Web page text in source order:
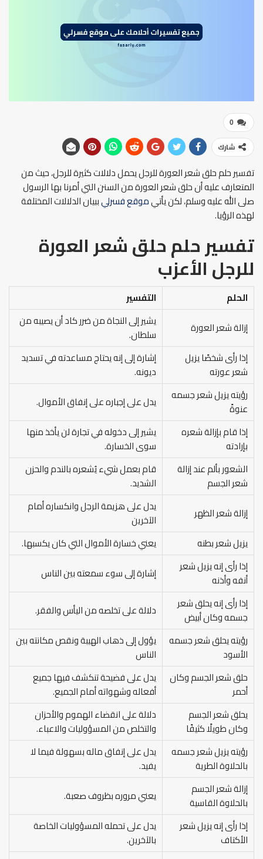
0
شارك
تفسير حلم حلق شعر العورة للرجل يحمل دلالات كثيرة للرجل، حيث من
المتعارف عليه أن حلق شعر العورة من السنن التي أمرنا بها الرسول
صلى الله عليه وسلم، لكن يأتيموقع فسرليببيان الدلالات المختلفة
لهذه الرؤيا.
تفسير حلم حلق شعر العورة
للرجلالأعزب
الحلم
التفسير
إزالة شعر العورة
يشير إلى النجاة من ضرر كاد أن يصيبه من
سلطان.
إذا رأى شخصًا يزيل
شعر عورته
إشارة إلى إنه يحتاج مساعدته في تسديد
ديونه.
رؤيته يزيل شعر جسمه
عنوةً
يدل على إجباره على إنفاق الأموال.
إذا قام بإزالة شعره
بإرادته
يشير إلى دخوله في تجارة لن يأخذ منها
سوى الخسارة.
الشعور بألم عند إزالة
شعر الجسم
قام بعمل شيء يُشعره بالندم والحزن
الشديد.
إزالة شعر الظهر
يدل على هزيمة الرجل وانكساره أمام
الآخرين
يزيل شعر بطنه
يعني خسارة الأموال التي كان يكسبها.
إذا رأى إنه يزيل شعر
أنفه وأذنه
إشارة إلى سوء سمعته بين الناس
إذا رأى إنه يحلق شعر
جسمه وكان أبيض
دلالة على تخلصه من اليأس والفقر.
رؤيته يحلق شعر جسمه
الأسود
يؤول إلى ذهاب الهيبة ونقص مكانته بين
الناس
حلق شعر الجسم وكان
أحمر
يدل على فضيحة تنكشف فيها جميع
أفعاله وشهواته أمام الجميع.
يحلق شعر الجسم
وكان طويلًا كثيفًا
دلالة على انقضاء الهموم والأحزان
والتخلص من المسؤوليات والاعباء.
رؤيته يزيل شعر جسمه
بالحلاوة الطرية
يدل على إنفاق ماله بسهولة فيما لا
يفيد.
إزالة شعر الجسم
بالحلاوة القاسية
يعني مروره بظروف صعبة.
إذا رأى إنه يزيل شعر
الأكتاف
يدل على تحمله المسؤوليات الخاصة
بالآخرين.